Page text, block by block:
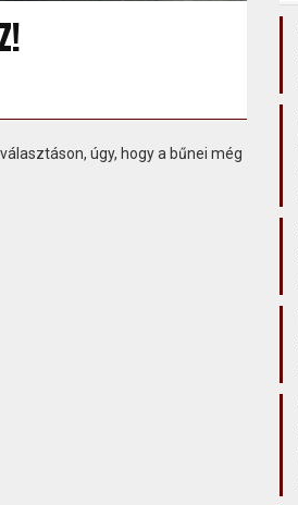
úgy, hogy a bűnei még